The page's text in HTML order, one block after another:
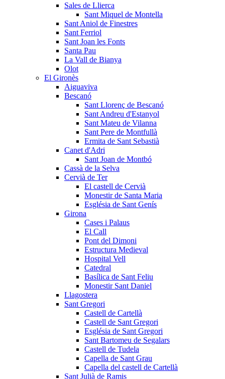
Sales de Llierca
Sant Miquel de Montella
Sant Aniol de Finestres
Sant Ferriol
Sant Joan les Fonts
Santa Pau
La Vall de Bianya
Olot
El Gironès
Aiguaviva
Bescanó
Sant Llorenç de Bescanó
Sant Andreu d'Estanyol
Sant Mateu de Vilanna
Sant Pere de Montfullà
Ermita de Sant Sebastià
Canet d'Adri
Sant Joan de Montbó
Cassà de la Selva
Cervià de Ter
El castell de Cervià
Monestir de Santa Maria
Església de Sant Genís
Girona
Cases i Palaus
El Call
Pont del Dimoni
Estructura Medieval
Hospital Vell
Catedral
Basílica de Sant Feliu
Monestir Sant Daniel
Llagostera
Sant Gregori
Castell de Cartellà
Castell de Sant Gregori
Església de Sant Gregori
Sant Bartomeu de Segalars
Castell de Tudela
Capella de Sant Grau
Capella del castell de Cartellà
Sant Julià de Ramis